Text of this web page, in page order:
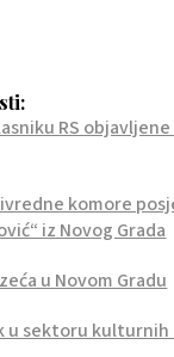
RS
komore
iz Novog Grada
u Novom Gradu
u sektoru